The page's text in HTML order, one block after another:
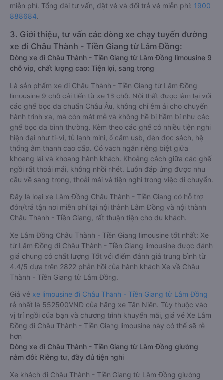
miễn phí. Tổng đài tư vấn, đặt vé và đổi trả vé miễn phí: 1900
888684.
3. Giới thiệu, tư vấn các dòng xe chạy tuyến đường
xe đi Châu Thành - Tiền Giang từ Lâm Đồng:
Dòng xe đi Châu Thành - Tiền Giang từ Lâm Đồng limousine 9
chỗ vip, chất lượng cao: Tiện lợi, sang trọng
Là sản phẩm xe đi Châu Thành - Tiền Giang từ Lâm Đồng
limousine 9 chỗ cải tiến từ xe 16 chỗ. Nội thất được làm lại với
các ghế bọc da chuẩn Châu Âu, không chỉ êm ái cho chuyến
hành trình xa, mà còn mát mẻ và không hề bị hầm bí như các
ghế bọc da bình thường. Kèm theo các ghế có nhiều tiện nghi
hiện đại như ti-vi, tủ lạnh mini, ổ cắm usb, đèn đọc sách, hệ
thống âm thanh cao cấp. Có vách ngăn riêng biệt giữa
khoang lái và khoang hành khách. Khoảng cách giữa các ghế
ngồi rất thoải mái, không nhồi nhét. Luôn đáp ứng được nhu
cầu về sang trọng, thoải mái và tiện nghi trong việc di chuyển.
Đây là loại xe Lâm Đồng Châu Thành - Tiền Giang có hỗ trợ
đón/trả tận nơi miễn phí tại nội thành Lâm Đồng và nội thành
Châu Thành - Tiền Giang, rất thuận tiện cho du khách.
Xe Lâm Đồng Châu Thành - Tiền Giang limousine tốt nhất: Xe
từ Lâm Đồng đi Châu Thành - Tiền Giang limousine được đánh
giá chung có chất lượng Tốt với điểm đánh giá trung bình từ
4.4/5 dựa trên 2822 phản hồi của hành khách Xe về Châu
Thành - Tiền Giang từ Lâm Đồng.
Giá vé xe limousine đi Châu Thành - Tiền Giang từ Lâm Đồng
rẻ nhất là 552500VND của hãng xe Tân Niên. Tùy thuộc vào
vị trí ngồi của bạn và chương trình khuyến mãi, giá vé Xe Lâm
Đồng đi Châu Thành - Tiền Giang limousine này có thể sẽ rẻ
hơn
Dòng xe đi Châu Thành - Tiền Giang từ Lâm Đồng giường
nằm đôi: Riêng tư, đầy đủ tiện nghi
Xe khách đi Châu Thành - Tiền Giang từ Lâm Đồng giường